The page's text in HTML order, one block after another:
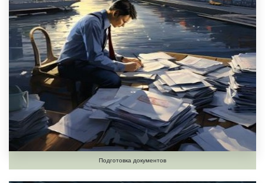
Подготовка документов